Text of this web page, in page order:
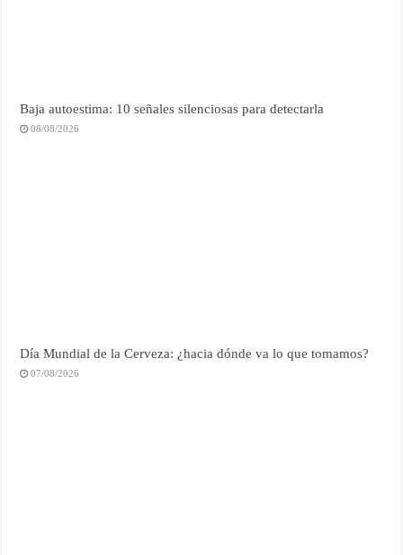
Baja autoestima: 10 señales silenciosas para detectarla
08/08/2026
Día Mundial de la Cerveza: ¿hacia dónde va lo que tomamos?
07/08/2026